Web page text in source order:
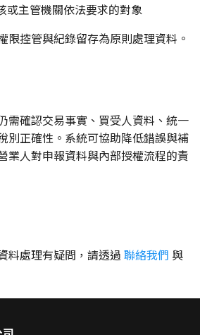
或主管機關依法要求的對象
限控管與紀錄留存為原則處理資料。
需確認交易事實、買受人資料、統一
別正確性。系統可協助降低錯誤與補
業人對申報資料與內部授權流程的責
料處理有疑問，請透過 聯絡我們 與